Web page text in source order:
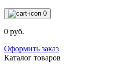
0
0 руб.
Оформить заказ
Каталог товаров